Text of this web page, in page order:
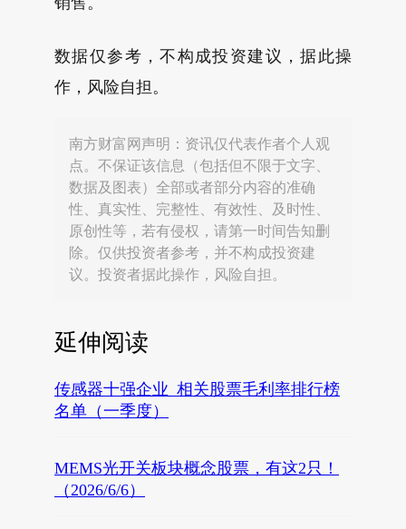
数据仅参考，不构成投资建议，据此操
作，风险自担。
南方财富网声明：资讯仅代表作者个人观
点。不保证该信息（包括但不限于文字、
数据及图表）全部或者部分内容的准确
性、真实性、完整性、有效性、及时性、
原创性等，若有侵权，请第一时间告知删
除。仅供投资者参考，并不构成投资建
议。投资者据此操作，风险自担。
延伸阅读
传感器十强企业_相关股票毛利率排行榜
名单（一季度）
MEMS光开关板块概念股票，有这2只！
（2026/6/6）